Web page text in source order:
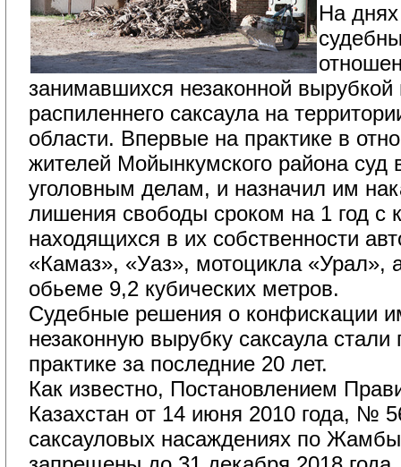
На
занимавшихся незаконной вырубкой
распиленнего саксаула на
области. Впервые на практике в
жителей Мойынкумского района суд
уголовным делам, и назначил им
лишения свободы сроком на 1 год с
находящихся в их собственности
«Камаз», «Уаз», мотоцикла «Урал»,
обьеме 9,2 кубических метров.
Судебные решения о конфискации
незаконную вырубку саксаула
практике за последние 20 лет.
Как известно, Постановлением
Казахстан от 14 июня 2010 года, №
саксауловых насаждениях по